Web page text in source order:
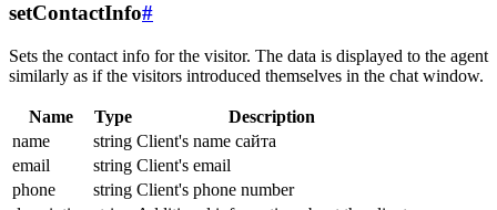
setContactInfo#
Sets the contact info for the visitor. The data is displayed to the agent
similarly as if the visitors introduced themselves in the chat window.
Name Type
Description
name
string Client's name сайта
email
string Client's email
phone
string Client's phone number